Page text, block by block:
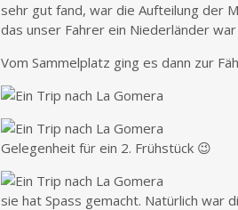
sehr gut fand, war die Aufteilung der
das unser Fahrer ein Niederländer
Vom Sammelplatz ging es dann zur
Gelegenheit für ein 2. Frühstück 😉
sie hat Spass gemacht. Natürlich war